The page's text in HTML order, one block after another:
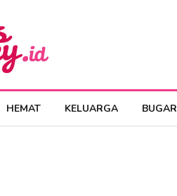
HEMAT KELUARGA BUGAR